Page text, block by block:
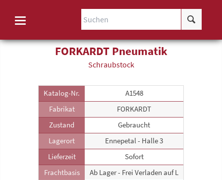
FORKARDT Pneumatik
Schraubstock
Katalog-Nr.
A1548
Fabrikat
FORKARDT
Zustand
Gebraucht
Lagerort
Ennepetal - Halle 3
Lieferzeit
Sofort
Frachtbasis
Ab Lager - Frei Verladen auf L